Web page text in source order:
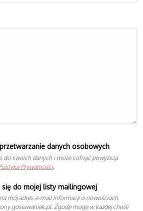
danych osobowych
do swoich danych i może cofnąć powyższą
Prywatności.
się do mojej listy mailingowej
mój adres e-mail informacji o nowościach,
gosiawaniek.pl. Zgodę mogę w każdej chwili